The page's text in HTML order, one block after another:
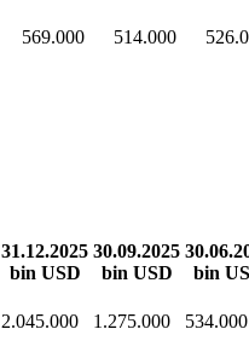
569.000 514.000
31.12.2025
bin USD
30.09.2025
bin USD
bin
2.045.000 1.275.000 534.000